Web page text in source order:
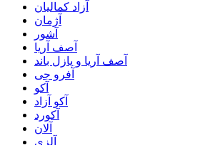
آزاد کمالیان
آژمان
آشور
آصف آریا
آصف آریا و پازل باند
آفرو جی
آکو
آکو آزاد
آکورد
آلان
آلزی